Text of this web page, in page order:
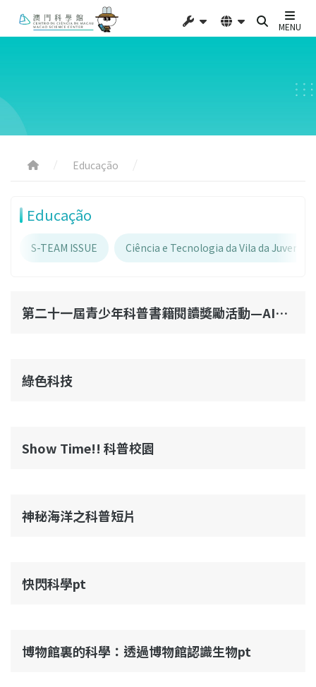
MENU
Educação
Educação
S-TEAM ISSUE Ciência e Tecnologia da Vila da
第二十一屆青少年科普書籍閱讀奬勵活動—AI培訓課程
綠色科技
Show Time!! 科普校園
神秘海洋之科普短片
快閃科學pt
博物館裏的科學：透過博物館認識生物pt